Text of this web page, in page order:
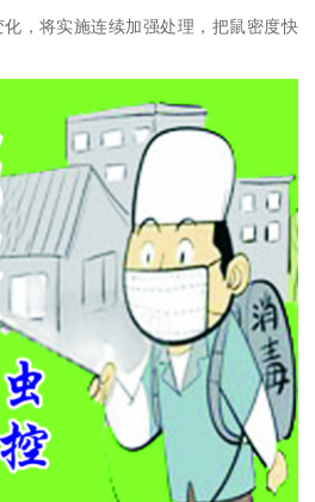
，将实施连续加强处理，把鼠密度快